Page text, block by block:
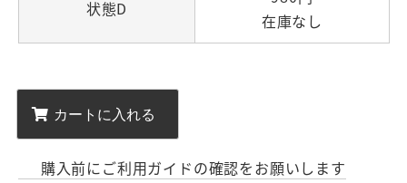
状態D
在庫なし
購入前にご利用ガイドの確認をお願いします